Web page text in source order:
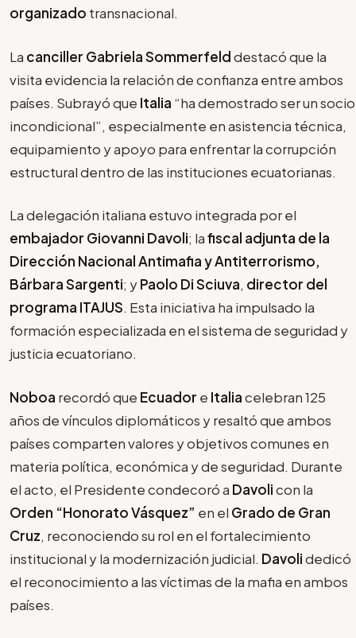
organizado transnacional.
La canciller Gabriela Sommerfelddestacó que la
visita evidencia la relación de confianza entre ambos
países. Subrayó que Italia “ha demostrado ser un socio
incondicional”, especialmente en asistencia técnica,
equipamiento y apoyo para enfrentar la corrupción
estructural dentro de las instituciones ecuatorianas.
La delegación italiana estuvo integrada por el
embajador Giovanni Davoli; lafiscal adjunta de la
Dirección Nacional Antimafia y Antiterrorismo,
Bárbara Sargenti; yPaolo Di Sciuva, director del
programa ITAJUS. Esta iniciativa ha impulsado la
formación especializada en el sistema de seguridad y
justicia ecuatoriano.
Noboa recordó que Ecuador e Italiacelebran 125
años de vínculos diplomáticos y resaltó que ambos
países comparten valores y objetivos comunes en
materia política, económica y de seguridad. Durante
el acto, el Presidente condecoró a Davolicon la
Orden “Honorato Vásquez” en el Grado de Gran
Cruz, reconociendo su rol en el fortalecimiento
institucional y la modernización judicial. Davolidedicó
el reconocimiento a las víctimas de la mafia en ambos
países.